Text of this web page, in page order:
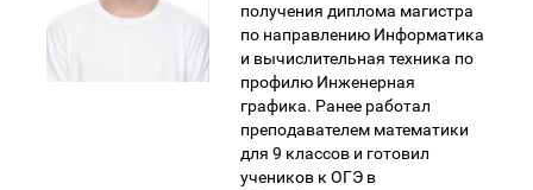
получения диплома магистра
по направлению Информатика
и вычислительная техника по
профилю Инженерная
графика. Ранее работал
преподавателем математики
для 9 классов и готовил
учеников к ОГЭ в